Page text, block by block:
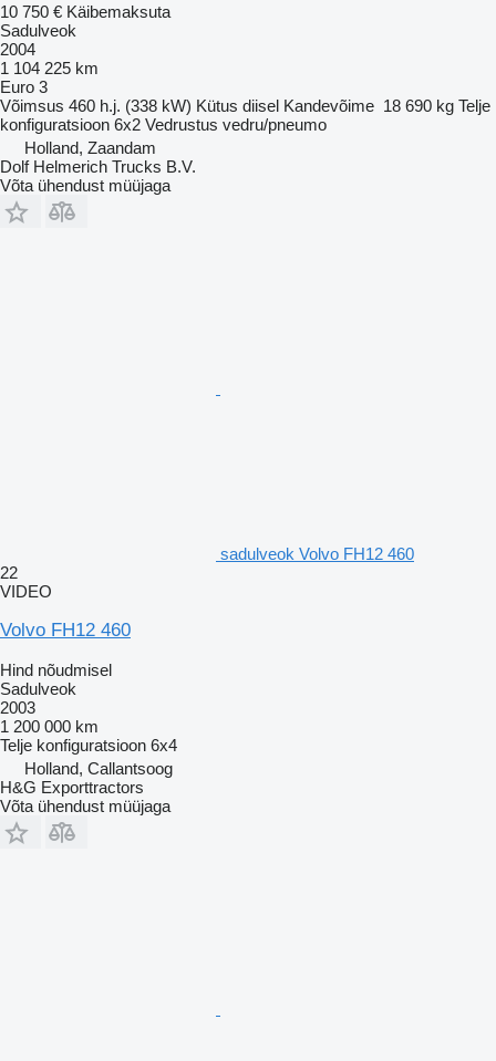
10 750 € Käibemaksuta
Sadulveok
2004
1 104 225 km
Euro 3
Võimsus 460 h.j. (338 kW) Kütus diisel Kandevõime 18 690 kg Telje
konfiguratsioon 6x2 Vedrustus vedru/pneumo
Holland, Zaandam
Dolf Helmerich Trucks B.V.
Võta ühendust müüjaga
sadulveok Volvo FH12 460
22
VIDEO
Volvo FH12 460
Hind nõudmisel
Sadulveok
2003
1 200 000 km
Telje konfiguratsioon 6x4
Holland, Callantsoog
H&G Exporttractors
Võta ühendust müüjaga